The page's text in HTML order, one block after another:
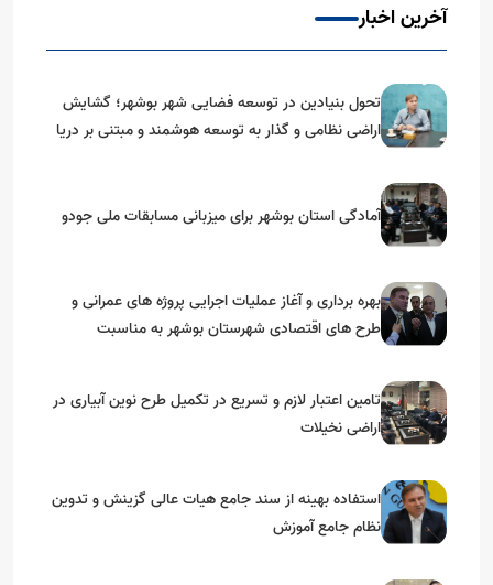
آخرین اخبار
تحول بنیادین در توسعه فضایی شهر بوشهر؛ گشایش
اراضی نظامی و گذار به توسعه هوشمند و مبتنی بر دریا
آمادگی استان بوشهر برای میزبانی مسابقات ملی جودو
بهره برداری و آغاز عملیات اجرایی پروژه های عمرانی و
طرح های اقتصادی شهرستان بوشهر به مناسبت
تامین اعتبار لازم و تسریع در تکمیل طرح نوین آبیاری در
اراضی نخیلات
استفاده بهینه از سند جامع هیات عالی گزینش و‌ تدوین
نظام جامع آموزش